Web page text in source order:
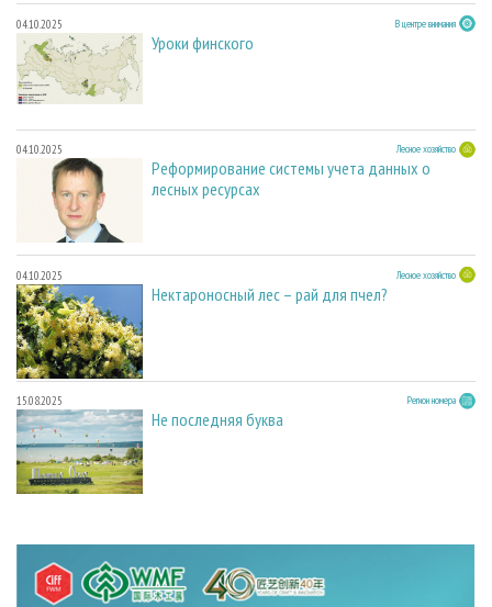
04.10.2025 В центре внимания
Уроки финского
04.10.2025 Лесное хозяйство
Реформирование системы учета данных о
лесных ресурсах
04.10.2025 Лесное хозяйство
Нектароносный лес – рай для пчел?
15.08.2025 Регион номера
Не последняя буква